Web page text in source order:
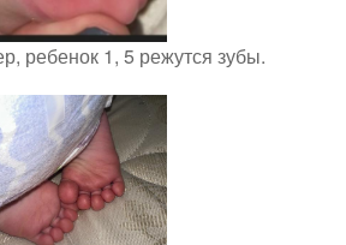
ребенок 1, 5 режутся зубы.